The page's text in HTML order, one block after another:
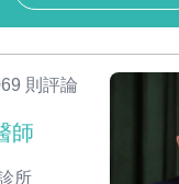
則評論
師
所